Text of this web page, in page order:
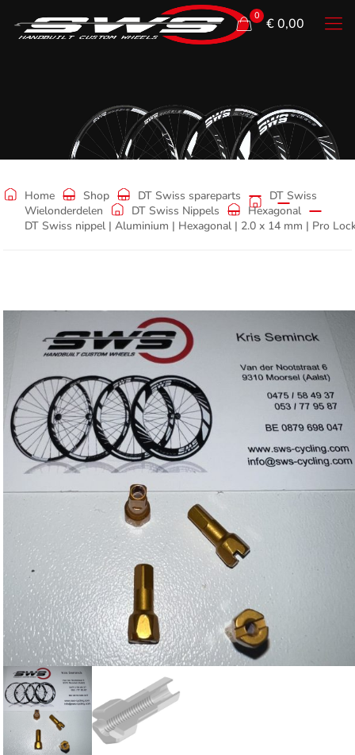
0 € 0,00
Shop
Home Shop DT Swiss spareparts
DT Swiss
Wielonderdelen
DT Swiss Nippels
Hexagonal
DT Swiss nippel | Aluminium | Hexagonal | 2.0 x 14 mm | Pro